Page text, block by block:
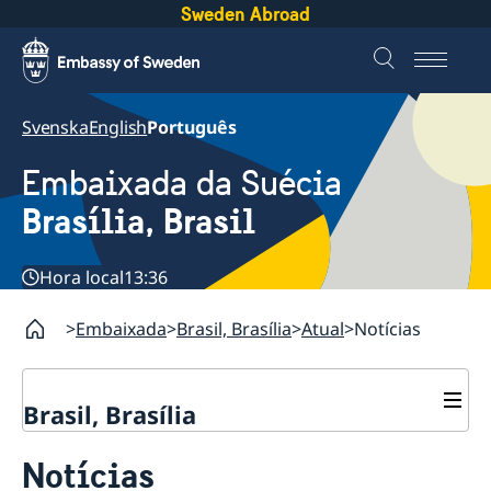
Sweden Abroad
SvenskaEnglishPortuguês
Embaixada da Suécia
Brasília, Brasil
Hora local13:36
Embaixada Brasil, Brasília Atual Notícias
Brasil, Brasília
Equipe da embaixada
Notícias